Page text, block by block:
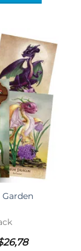
Adicionar
aos meus
desejos
Garden
26,78